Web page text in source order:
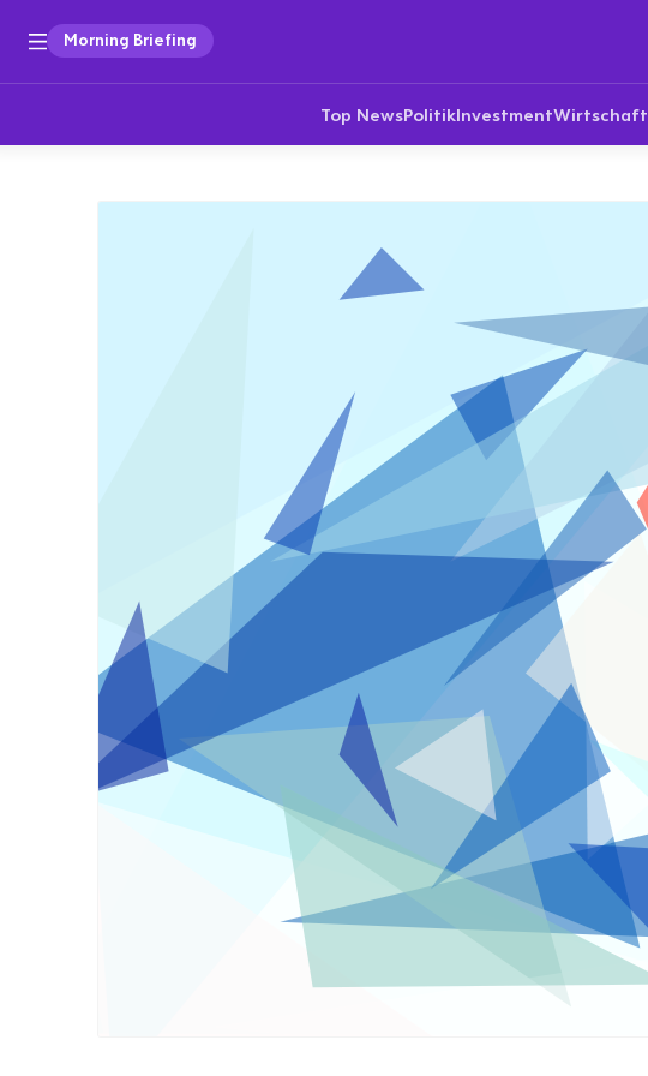
Morning Briefing
Top NewsPolitikInvestmentWirtschaft